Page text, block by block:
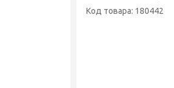
Код товара: 180442